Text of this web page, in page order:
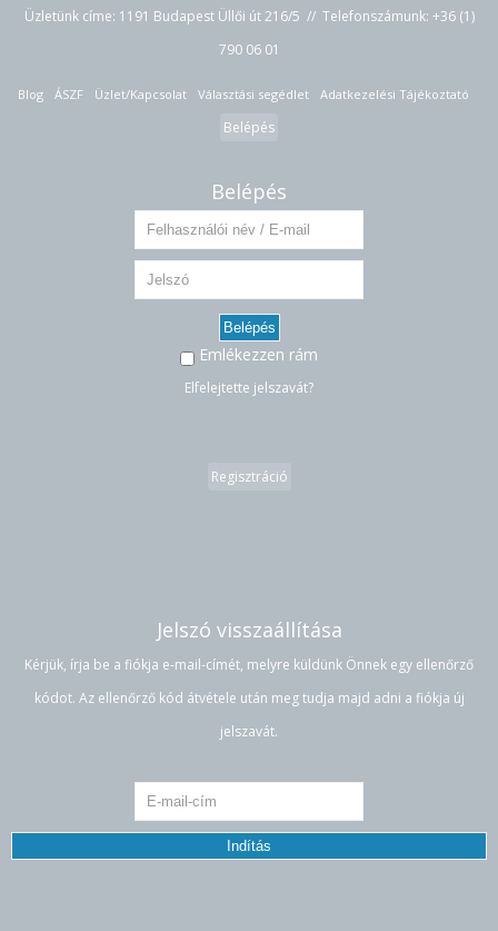
Üzletünk címe: 1191 Budapest Üllői út 216/5 // Telefonszámunk: +36 (1)
790 06 01
Blog ÁSZF Üzlet/Kapcsolat Választási segédlet Adatkezelési Tájékoztató
Belépés
Belépés
Belépés
Emlékezzen rám
Elfelejtette jelszavát?
Regisztráció
Jelszó visszaállítása
Kérjük, írja be a fiókja e-mail-címét, melyre küldünk Önnek egy ellenőrző
kódot. Az ellenőrző kód átvétele után meg tudja majd adni a fiókja új
jelszavát.
Indítás